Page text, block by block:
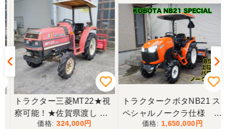
トラクター三菱MT22★視
察可能！★佐賀県渡し 三
菱 トラクター MT22 22馬
324,000
トラクタークボタNB21 ス
ペシャルノークラ仕様 上
位機種
1,650,000